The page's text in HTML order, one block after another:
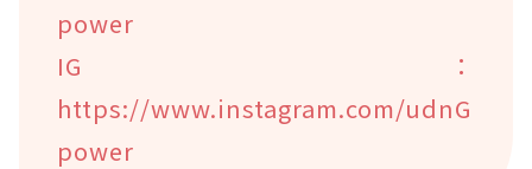
power
IG：
https://www.instagram.com/udnG
power